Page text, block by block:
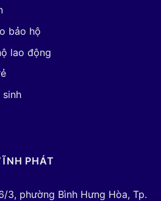
bảo hộ
lao động
PHÁT
3, phường Bình Hưng Hòa, Tp.